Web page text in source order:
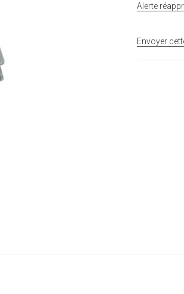
Alerte
Envoyer